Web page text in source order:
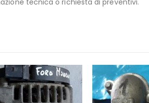
tecnica o richiesta di preventivi.